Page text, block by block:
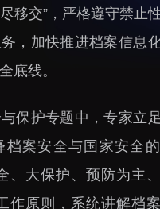
控股企业
成果超市
合作交流
移交”，严格遵守禁止
，加快推进档案信息
底线。
保护专题中，专家立
档案安全与国家安全
、大保护、预防为主
作原则，系统讲解档